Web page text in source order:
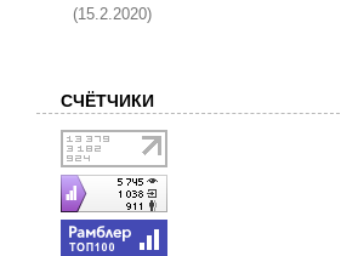
(15.2.2020)
СЧЁТЧИКИ